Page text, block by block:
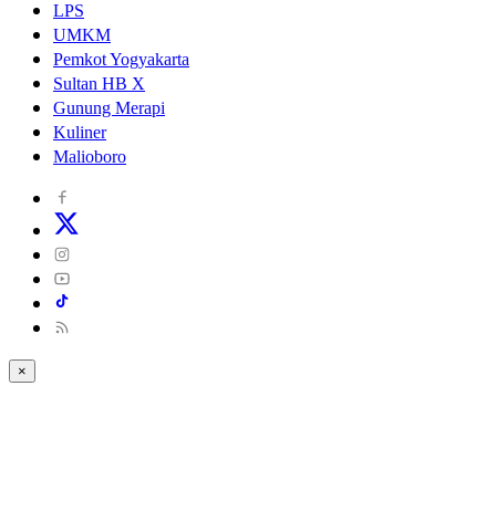
LPS
UMKM
Pemkot Yogyakarta
Sultan HB X
Gunung Merapi
Kuliner
Malioboro
×